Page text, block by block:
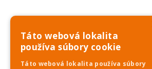
Táto webová lokalita
používa súbory cookie
Táto webová lokalita používa súbory